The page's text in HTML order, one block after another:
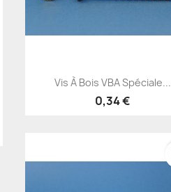
Aperçu rapide
Vis À Bois VBA Spéciale...
0,34 €